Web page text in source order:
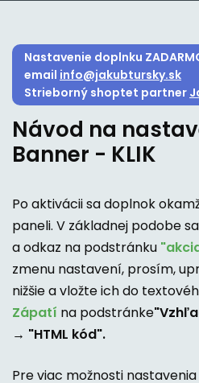
Nastavenie doplnku
email info@jakubtursky.sk
Strieborný shoptet partner
Návod na
Banner - KLIK
Po aktivácii sa doplnok
paneli. V základnej podobe
a odkaz na podstránku
zmenu nastavení, prosím,
nižšie a vložte ich do
Zápatí na podstránke
→ "HTML kód".
Pre viac možnosti